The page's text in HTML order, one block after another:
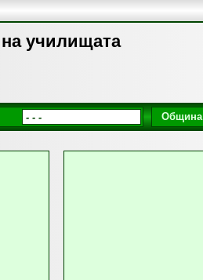
училищата
Община